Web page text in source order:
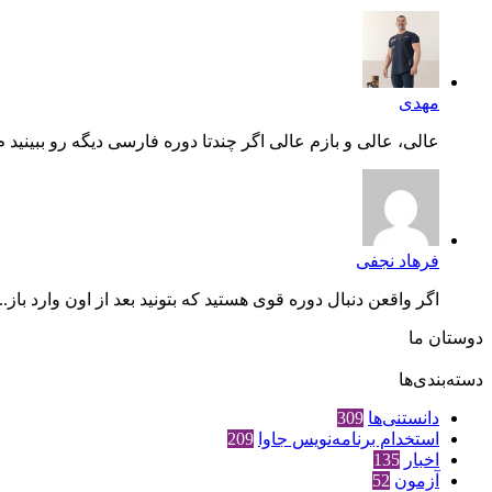
مهدی
عالی، عالی و بازم عالی اگر چندتا دوره فارسی دیگه رو ببینید
فرهاد نجفی
اگر واقعن دنبال دوره قوی هستید که بتونید بعد از اون وارد
دوستان ما
دسته‌بندی‌ها
دانستنی‌ها 309
استخدام برنامه‌نویس جاوا 209
اخبار 135
آزمون 52